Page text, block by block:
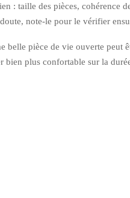
: taille des pièces, cohérence
note-le pour le vérifier
pièce de vie ouverte peut
bien plus confortable sur la